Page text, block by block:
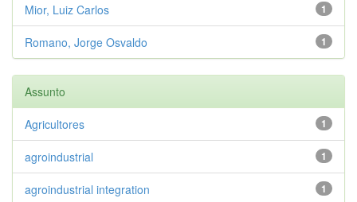
1
Mior, Luiz Carlos
1
Romano, Jorge Osvaldo
Assunto
1
Agricultores
1
agroindustrial
1
agroindustrial integration